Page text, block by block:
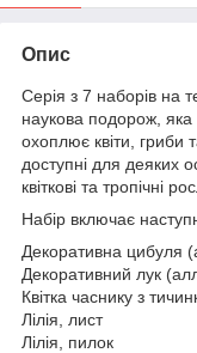
Опис
Серія з 7 наборів на
наукова подорож, яка
охоплює квіти, гриби
доступні для деяких
квіткові та тропічні
Набір включає
Декоративна цибуля
Декоративний лук
Квітка часнику з
Лілія, лист
Лілія, пилок